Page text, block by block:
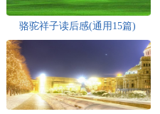
骆驼祥子读后感(通用15篇)